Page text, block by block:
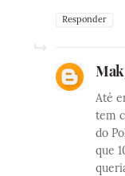
Responder
Até
tem
do
que